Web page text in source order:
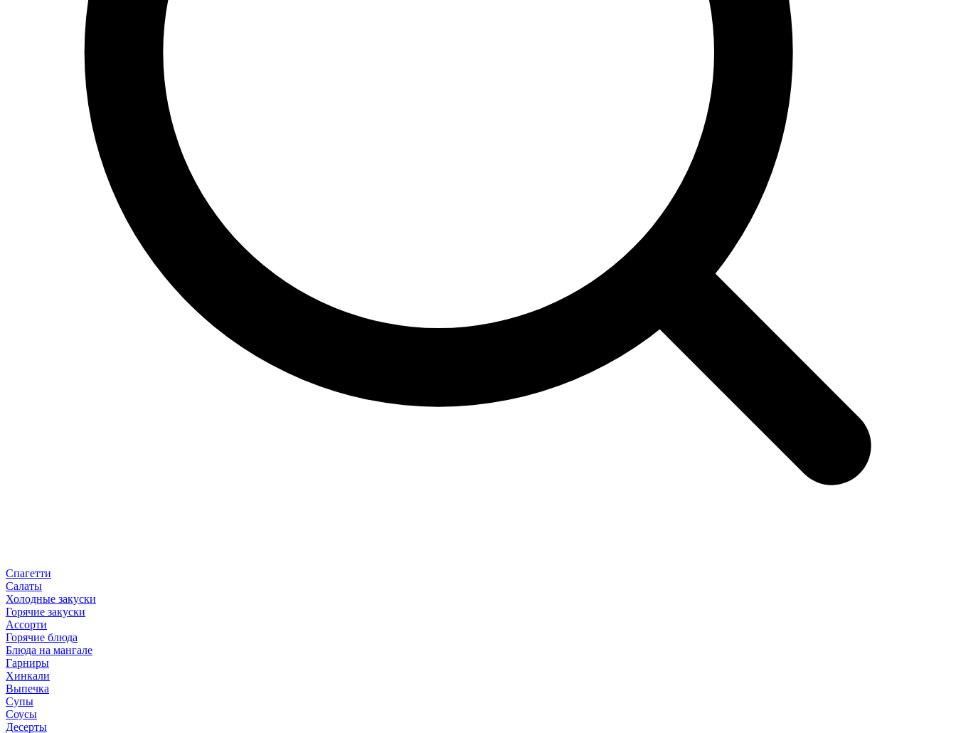
Спагетти
Салаты
Холодные закуски
Горячие закуски
Ассорти
Горячие блюда
Блюда на мангале
Гарниры
Хинкали
Выпечка
Супы
Соусы
Десерты